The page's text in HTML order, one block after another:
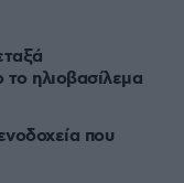
ηλιοβασίλεμα
που